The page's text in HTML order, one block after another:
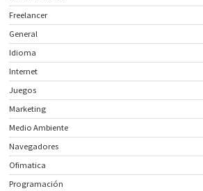
Freelancer
General
Idioma
Internet
Juegos
Marketing
Medio Ambiente
Navegadores
Ofimatica
Programación